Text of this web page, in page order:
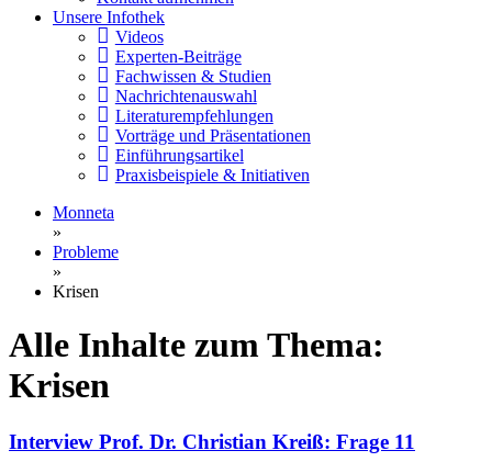
Unsere Infothek
Videos
Experten-Beiträge
Fachwissen & Studien
Nachrichtenauswahl
Literaturempfehlungen
Vorträge und Präsentationen
Einführungsartikel
Praxisbeispiele & Initiativen
Monneta
»
Probleme
»
Krisen
Alle Inhalte zum Thema:
Krisen
Interview Prof. Dr. Christian Kreiß: Frage 11